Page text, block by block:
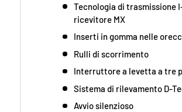
galleria
6 nella visualizzazione galleria
immagine 7 nella visualizzazione galleria
Carica immagine 8 nella
Carica immagine 9
Carica
Tecnologia di trasmissione
ricevitore MX
Inserti in gomma nelle
Rulli di scorrimento
Interruttore a levetta a tre
Sistema di rilevamento D-
Avvio silenzioso